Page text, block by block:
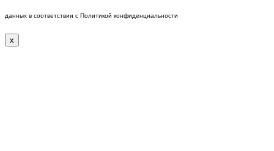
данных в соответствии с Политикой конфиденциальности
x